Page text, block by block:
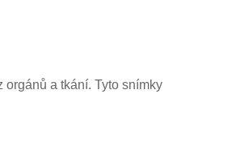
a tkání. Tyto snímky